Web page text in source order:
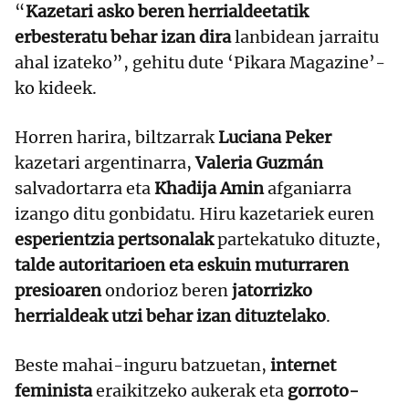
“Kazetari asko beren herrialdeetatik
erbesteratu behar izan diralanbidean jarraitu
ahal izateko”, gehitu dute ‘Pikara Magazine’-
ko kideek.
Horren harira, biltzarrakLuciana Peker
kazetari argentinarra,Valeria Guzmán
salvadortarra etaKhadija Aminafganiarra
izango ditu gonbidatu. Hiru kazetariek euren
esperientzia pertsonalakpartekatuko dituzte,
talde autoritarioen eta eskuin muturraren
presioarenondorioz berenjatorrizko
herrialdeak utzi behar izan dituztelako.
Beste mahai-inguru batzuetan, internet
feministaeraikitzeko aukerak eta gorroto-